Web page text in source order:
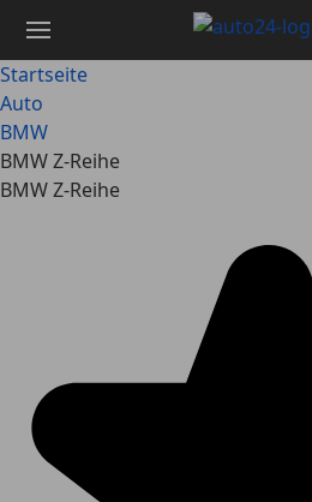
Hauptinhalt
springen
Startseite
Auto
BMW
BMW Z-Reihe
BMW Z-Reihe